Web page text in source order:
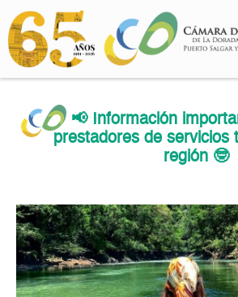
📢 Información
prestadores de servicios
región 🤓